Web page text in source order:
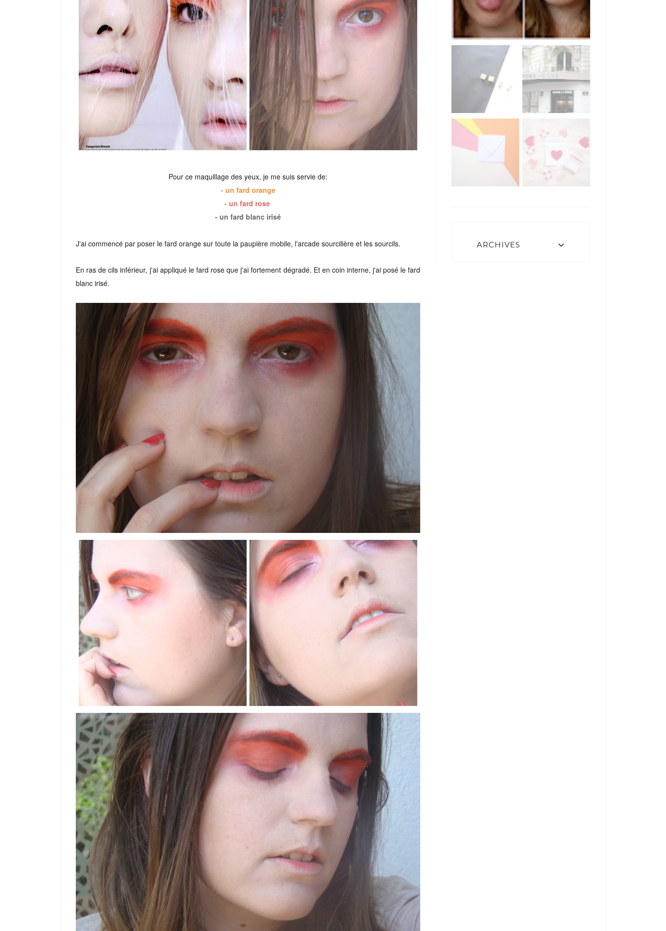
Pour ce maquillage des yeux, je me suis servie de:
- un fard orange
- un fard rose
- un fard blanc irisé
J'ai commencé par poser le fard orange sur toute la paupière mobile, l'arcade sourcilière et les sourcils.
En ras de cils inférieur, j'ai appliqué le fard rose que j'ai fortement dégradé. Et en coin interne, j'ai posé le fard
blanc irisé.
ARCHIVES